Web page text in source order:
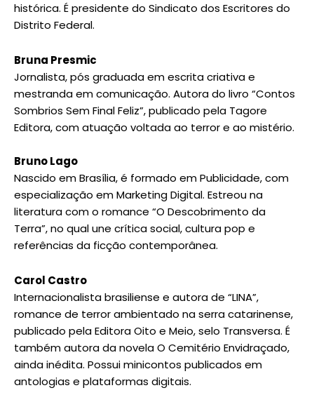
histórica. É presidente do Sindicato dos Escritores do
Distrito Federal.
Bruna Presmic
Jornalista, pós graduada em escrita criativa e
mestranda em comunicação. Autora do livro “Contos
Sombrios Sem Final Feliz”, publicado pela Tagore
Editora, com atuação voltada ao terror e ao mistério.
Bruno Lago
Nascido em Brasília, é formado em Publicidade, com
especialização em Marketing Digital. Estreou na
literatura com o romance “O Descobrimento da
Terra”, no qual une crítica social, cultura pop e
referências da ficção contemporânea.
Carol Castro
Internacionalista brasiliense e autora de “LINA”,
romance de terror ambientado na serra catarinense,
publicado pela Editora Oito e Meio, selo Transversa. É
também autora da novela O Cemitério Envidraçado,
ainda inédita. Possui minicontos publicados em
antologias e plataformas digitais.